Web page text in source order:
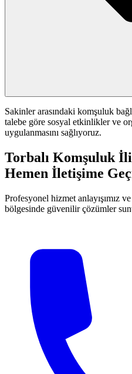
Sakinler arasındaki komşuluk
talebe göre sosyal etkinlikler ve
uygulanmasını sağlıyoruz.
Torbalı Komşuluk
Hemen İletişime
Profesyonel hizmet anlayışımız
bölgesinde güvenilir çözümler